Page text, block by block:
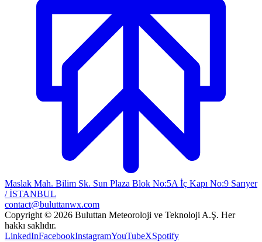
Maslak Mah. Bilim Sk. Sun Plaza Blok No:5A İç Kapı No:9 Sarıyer
/ İSTANBUL
contact@buluttanwx.com
Copyright © 2026 Buluttan Meteoroloji ve Teknoloji A.Ş. Her
hakkı saklıdır.
LinkedInFacebookInstagramYouTubeXSpotify